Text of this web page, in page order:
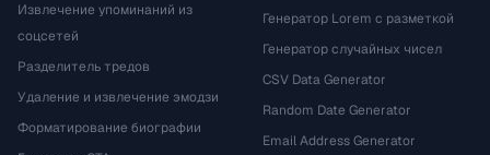
Извлечение упоминаний из
соцсетей
Разделитель тредов
Удаление и извлечение эмодзи
Форматирование биографии
Генератор Lorem с разметкой
Генератор случайных чисел
CSV Data Generator
Random Date Generator
Email Address Generator